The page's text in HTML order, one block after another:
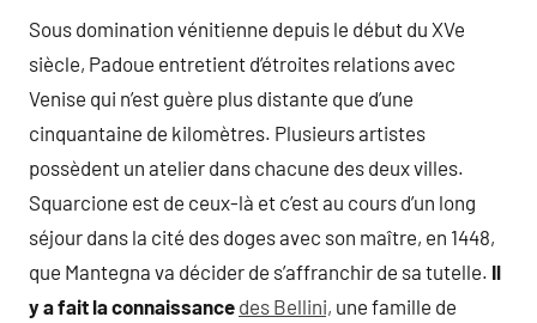
Sous domination vénitienne depuis le début du XVe
siècle, Padoue entretient d’étroites relations avec
Venise qui n’est guère plus distante que d’une
cinquantaine de kilomètres. Plusieurs artistes
possèdent un atelier dans chacune des deux villes.
Squarcione est de ceux-là et c’est au cours d’un long
séjour dans la cité des doges avec son maître, en 1448,
que Mantegna va décider de s’affranchir de sa tutelle. Il
y a fait la connaissance des Bellini, une famille de